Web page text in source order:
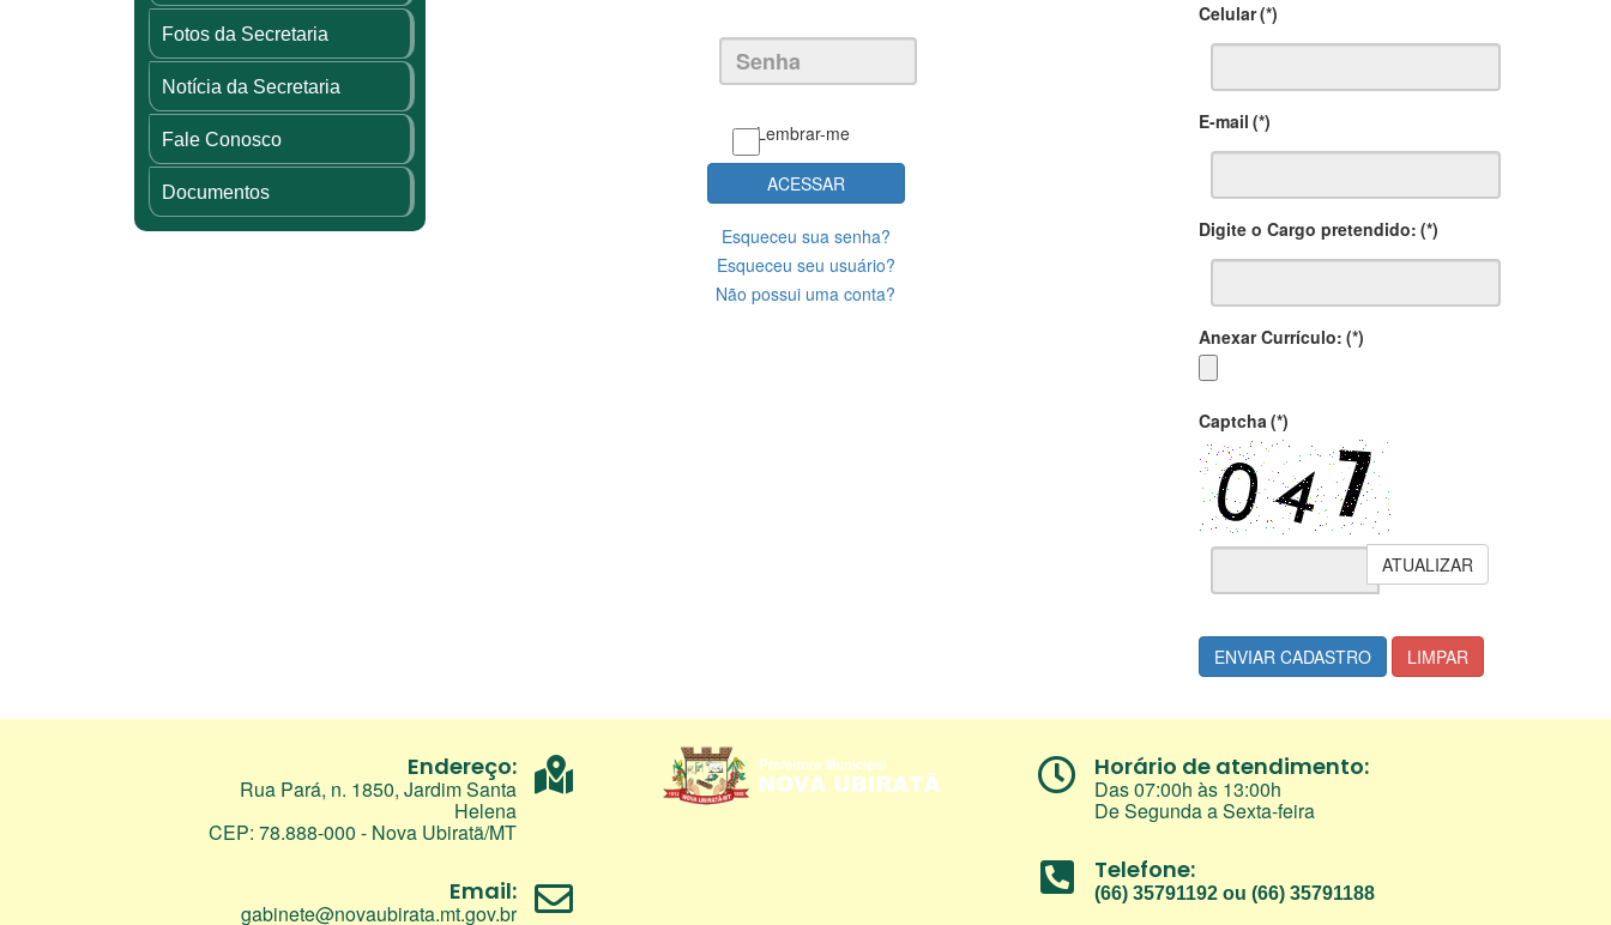
Fotos da Secretaria
Notícia da Secretaria
Fale Conosco
Documentos
Lembrar-me
ACESSAR
Esqueceu sua senha?
Esqueceu seu usuário?
Não possui uma conta?
Celular(*)
E-mail (*)
Digite o Cargo pretendido: (*)
Anexar Currículo: (*)
Captcha(*)
ATUALIZAR
ENVIAR CADASTRO LIMPAR
Endereço:
Rua Pará, n. 1850, Jardim Santa
Helena
CEP: 78.888-000 - Nova Ubiratã/MT
Email:
gabinete@novaubirata.mt.gov.br
Horário de atendimento:
Das 07:00h às 13:00h
De Segunda a Sexta-feira
Telefone:
(66) 35791192 ou (66) 35791188